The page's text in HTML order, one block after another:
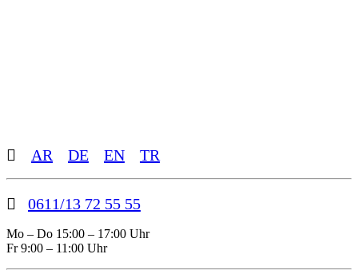
Toggle
Sliding
Bar
AR DE EN TR
0611/13 72 55 55
Mo – Do 15:00 – 17:00 Uhr
Fr 9:00 – 11:00 Uhr